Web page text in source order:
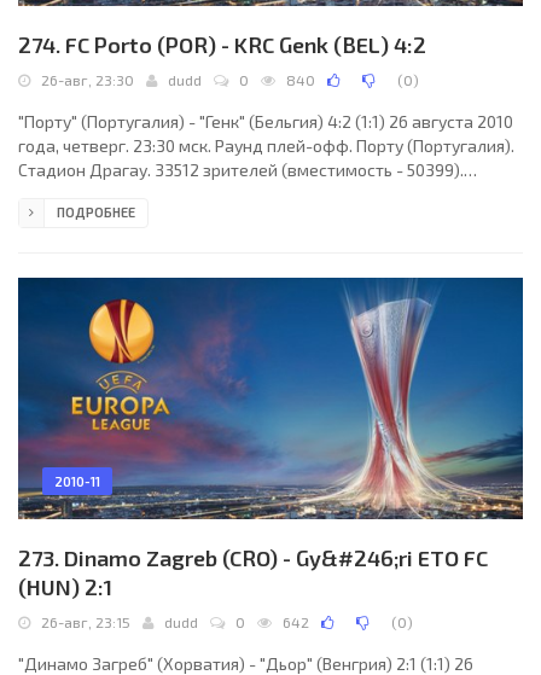
274. FC Porto (POR) - KRC Genk (BEL) 4:2
26-авг, 23:30 dudd 0 840 (0)
"Порту" (Португалия) - "Генк" (Бельгия) 4:2 (1:1) 26 августа 2010
года, четверг. 23:30 мск. Раунд плей-офф. Порту (Португалия).
Стадион Драгау. 33512 зрителей (вместимость - 50399).
Майкон, Альваро Перейра, Роланду, Кристиан Сэпунару, Жуан
(Силвестре Варела, 56), Халк. Главный тренер - Андре Виллаш-
Боаш. "Генк": Ласло Котелеш,
ПОДРОБНЕЕ
2010-11
273. Dinamo Zagreb (CRO) - Gy&#246;ri ETO FC
(HUN) 2:1
26-авг, 23:15 dudd 0 642 (0)
"Динамо Загреб" (Хорватия) - "Дьор" (Венгрия) 2:1 (1:1) 26